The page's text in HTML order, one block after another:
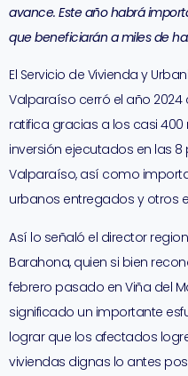
avance. Este año habrá
que beneficiarán a miles de
El Servicio de Vivienda y
Valparaíso cerró el año 2024
ratifica gracias a los casi
inversión ejecutados en las
Valparaíso, así como
urbanos entregados y otros
Así lo señaló el director
Barahona, quien si bien
febrero pasado en Viña del
significado un importante
lograr que los afectados
viviendas dignas lo antes